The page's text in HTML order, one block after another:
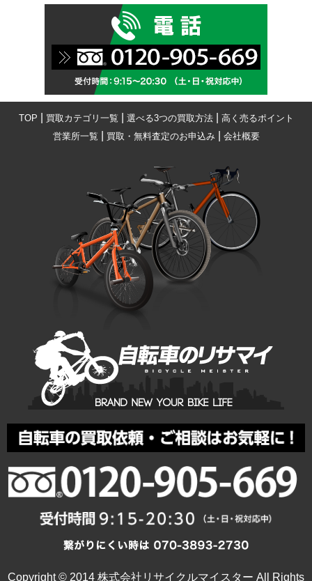
TOP 買取カテゴリ一覧 選べる3つの買取方法| 高く売るポイント
営業所一覧
買取・無料査定のお申込み| 会社概要
Copyright © 2014 株式会社リサイクルマイスター All Rights